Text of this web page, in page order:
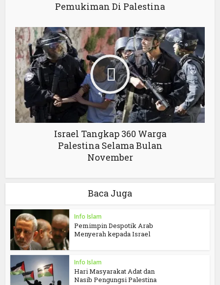
Pemukiman Di Palestina
Israel Tangkap 360 Warga
Palestina Selama Bulan
November
Baca Juga
Info Islam
Pemimpin Despotik Arab
Menyerah kepada Israel
Info Islam
Hari Masyarakat Adat dan
Nasib Pengungsi Palestina